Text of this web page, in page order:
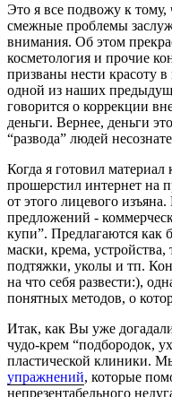
Это я все подвожу к
смежные проблемы
внимания. Об этом
косметология и прочие
призваны нести красоту
одной из наших
говорится о коррекции
деньги. Вернее, деньги
“развода” людей
Когда я готовил материал
прошерстил интернет на
от этого лицевого
предложений -
купи”. Предлагаются как
маски, крема,
подтяжки, уколы и тп.
на что себя развести:),
понятных методов, о
Итак, как Вы уже
чудо-крем “подбородок,
пластической клиники.
упражнений, которые
непрезентабельного